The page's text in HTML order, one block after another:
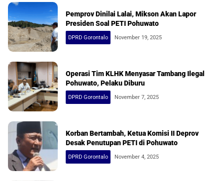
Pemprov Dinilai Lalai, Mikson Akan Lapor
Presiden Soal PETI Pohuwato
DPRD Gorontalo November 19, 2025
Operasi Tim KLHK Menyasar Tambang Ilegal
Pohuwato, Pelaku Diburu
DPRD Gorontalo November 7, 2025
Korban Bertambah, Ketua Komisi II Deprov
Desak Penutupan PETI di Pohuwato
DPRD Gorontalo November 4, 2025